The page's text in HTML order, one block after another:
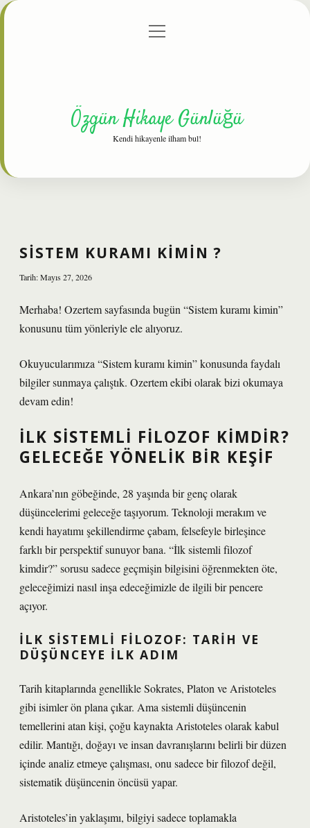
Gizlilik Politikası
menüyü
Özgün Hikaye Günlüğü
Kendi hikayenle ilham bul!
SISTEM KURAMI KIMIN ?
Tarih: Mayıs 27, 2026
Merhaba! Ozertem sayfasında bugün “Sistem kuramı kimin”
konusunu tüm yönleriyle ele alıyoruz.
Okuyucularımıza “Sistem kuramı kimin” konusunda faydalı
bilgiler sunmaya çalıştık. Ozertem ekibi olarak bizi okumaya
devam edin!
İLK SISTEMLI FILOZOF KIMDIR?
GELECEĞE YÖNELIK BIR KEŞIF
Ankara’nın göbeğinde, 28 yaşında bir genç olarak
düşüncelerimi geleceğe taşıyorum. Teknoloji merakım ve
kendi hayatımı şekillendirme çabam, felsefeyle birleşince
farklı bir perspektif sunuyor bana. “İlk sistemli filozof
kimdir?” sorusu sadece geçmişin bilgisini öğrenmekten öte,
geleceğimizi nasıl inşa edeceğimizle de ilgili bir pencere
açıyor.
İLK SISTEMLI FILOZOF: TARIH VE
DÜŞÜNCEYE İLK ADIM
Tarih kitaplarında genellikle Sokrates, Platon ve Aristoteles
gibi isimler ön plana çıkar. Ama sistemli düşüncenin
temellerini atan kişi, çoğu kaynakta Aristoteles olarak kabul
edilir. Mantığı, doğayı ve insan davranışlarını belirli bir düzen
içinde analiz etmeye çalışması, onu sadece bir filozof değil,
sistematik düşüncenin öncüsü yapar.
Aristoteles’in yaklaşımı, bilgiyi sadece toplamakla